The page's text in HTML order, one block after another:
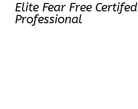
Elite Fear Free Certifed
Professional